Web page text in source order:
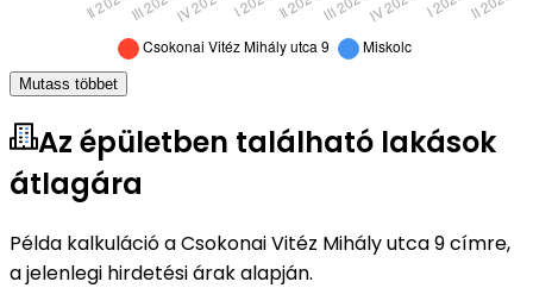
Mutass többet
Az épületben található lakások
átlagára
Példa kalkuláció a Csokonai Vitéz Mihály utca 9 címre,
a jelenlegi hirdetési árak alapján.